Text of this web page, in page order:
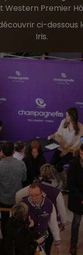
Western Premier
ci-dessous
Iris.